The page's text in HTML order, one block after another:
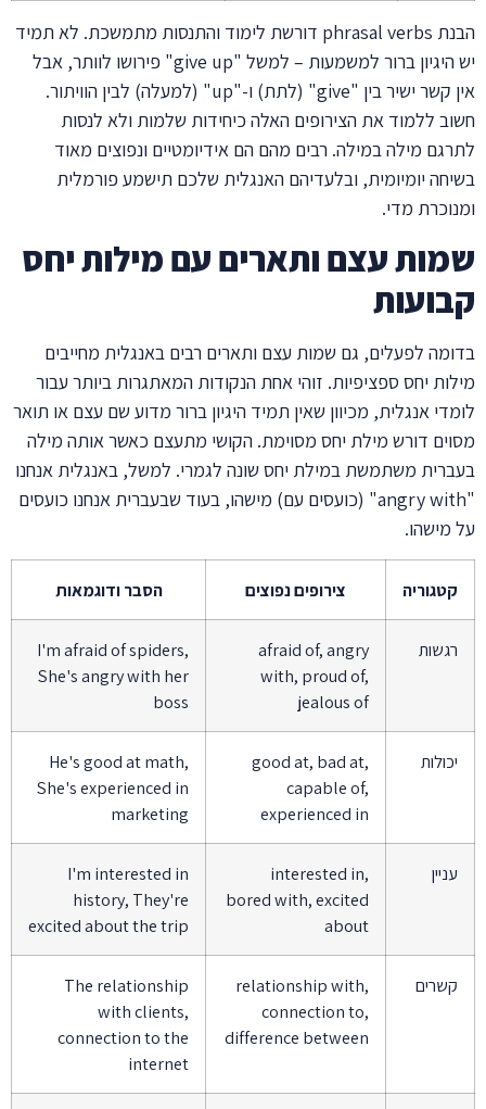
הבנת phrasal verbs דורשת לימוד והתנסות מתמשכת. לא תמיד
יש היגיון ברור למשמעות – למשל "give up" פירושו לוותר, אבל
אין קשר ישיר בין "give" (לתת) ו-"up" (למעלה) לבין הוויתור.
חשוב ללמוד את הצירופים האלה כיחידות שלמות ולא לנסות
לתרגם מילה במילה. רבים מהם הם אידיומטיים ונפוצים מאוד
בשיחה יומיומית, ובלעדיהם האנגלית שלכם תישמע פורמלית
ומנוכרת מדי.
שמות עצם ותארים עם מילות יחס
קבועות
בדומה לפעלים, גם שמות עצם ותארים רבים באנגלית מחייבים
מילות יחס ספציפיות. זוהי אחת הנקודות המאתגרות ביותר עבור
לומדי אנגלית, מכיוון שאין תמיד היגיון ברור מדוע שם עצם או תואר
מסוים דורש מילת יחס מסוימת. הקושי מתעצם כאשר אותה מילה
בעברית משתמשת במילת יחס שונה לגמרי. למשל, באנגלית אנחנו
"angry with" (כועסים עם) מישהו, בעוד שבעברית אנחנו כועסים
על מישהו.
קטגוריה צירופים נפוצים הסבר ודוגמאות
רגשות
afraid of, angry
with, proud of,
jealous of
I'm afraid of spiders,
She's angry with her
boss
יכולות
good at, bad at,
capable of,
experienced in
He's good at math,
She's experienced in
marketing
עניין
interested in,
bored with, excited
about
I'm interested in
history, They're
excited about the trip
קשרים
relationship with,
connection to,
difference between
The relationship
with clients,
connection to the
internet